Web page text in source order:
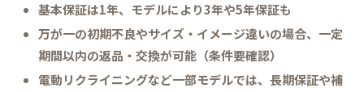
基本保証は1年、モデルにより3年や5年保証も
万が一の初期不良やサイズ・イメージ違いの場合、一定
期間以内の返品・交換が可能（条件要確認）
電動リクライニングなど一部モデルでは、長期保証や補